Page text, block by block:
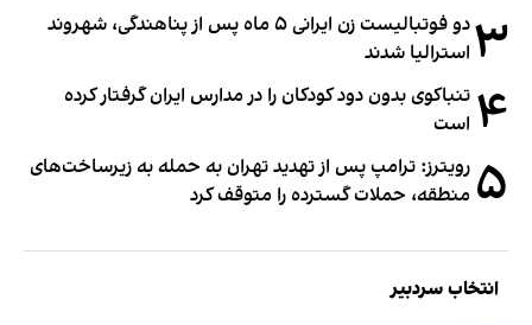
۳
دو فوتبالیست زن ایرانی ۵ ماه پس از پناهندگی، شهروند
استرالیا شدند
۴ تنباکوی بدون دود کودکان را در مدارس ایران گرفتار کرده
است
۵ رویترز: ترامپ پس از تهدید تهران به حمله به زیرساخت‌های
منطقه، حملات گسترده را متوقف کرد
انتخاب سردبیر